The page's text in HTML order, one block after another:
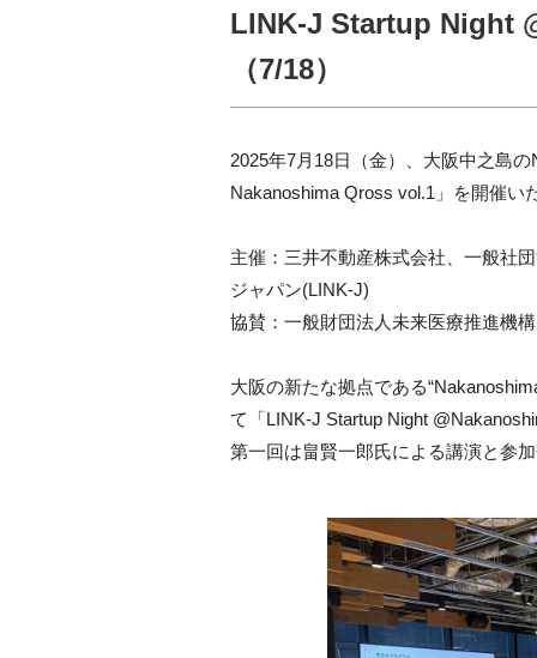
LINK-J Startup Night
（7/18）
2025年7月18日（金）、大阪中之島
Nakanoshima Qross vol.1」を開催い
主催：三井不動産株式会社、一般社
ジャパン(LINK-J)
協賛：一般財団法人未来医療推進機構
大阪の新たな拠点である
て「LINK-J Startup Night
第一回は畠賢一郎氏による講演と参